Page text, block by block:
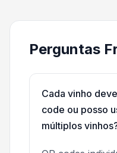
Perguntas
Cada vinho
code ou posso
múltiplos